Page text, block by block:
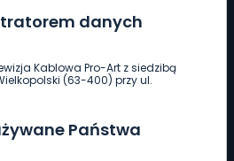
danych
Kablowa Pro-Art z siedzibą
(63-400) przy ul.
Państwa